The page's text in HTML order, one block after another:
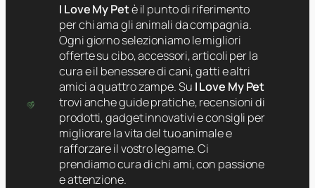
I Love My Petè il punto di riferimento
per chi ama gli animali da compagnia.
Ogni giorno selezioniamo le migliori
offerte su cibo, accessori, articoli per la
cura e il benessere di cani, gatti e altri
amici a quattro zampe. Su I Love My Pet
trovi anche guide pratiche, recensioni di
prodotti, gadget innovativi e consigli per
migliorare la vita del tuo animale e
rafforzare il vostro legame. Ci
prendiamo cura di chi ami, con passione
e attenzione.